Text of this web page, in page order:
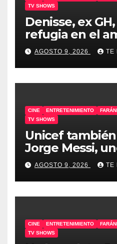
TV SHOWS
Denisse, ex
refugia en el
humor
AGOSTO 9, 2026 TE
CINE ENTRETENIMIENTO
TV SHOWS
Unicef
Jorge Messi,
embajadores
AGOSTO 9, 2026 TE
CINE ENTRETENIMIENTO
TV SHOWS